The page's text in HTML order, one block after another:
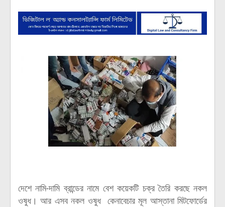
দেশে নামি-দামি ব্রান্ডের নামে বেশ কয়েকটি চক্র তৈরি করছে নকল
ওষুধ। আর এসব নকল ওষুধ কেনাবেচার মূল আস্তানা মিটফোর্ডের